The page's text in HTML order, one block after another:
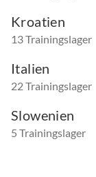
Kroatien
13 Trainingslager
Italien
22 Trainingslager
Slowenien
5 Trainingslager